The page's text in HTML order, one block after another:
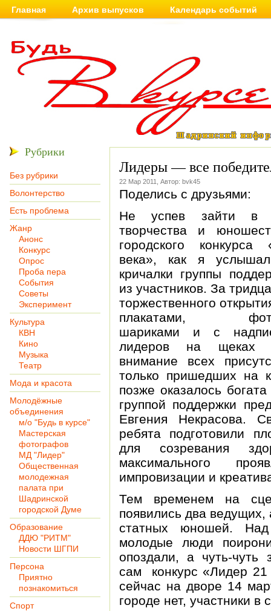
Главная Архив выпусков Календарь событий
Рубрики
Без рубрики
Волонтерство
Есть проблема
Жанр
Анонс
Конкурс
Опрос
Проба пера
События
Советы
Эксперимент
Культура
КВН
Кино
Музыка
Театр
Мода и красота
Молодёжные
объединения
м/о "Будь в курсе"
Мастерская
фотографов
МД "Лидер"
Общественная
молодежная
палата при
Шадринской
городской Думе
Образование
ДДЮ "РИТМ"
Новости ШГПИ
Персона
Приятно
познакомиться
Спорт
Лидеры — все
22 Мар 2011, Автор: bvk45
Поделись с друзьями:
Не успев зайти в
творчества и
городского
века», как я
кричалки группы
из участников. За
торжественного
плакатами,
шариками и с
лидеров на щеках
внимание всех
только пришедших на
позже оказалось
группой поддержки
Евгения Некрасова.
ребята подготовили
для созревания
максимального
импровизации и
Тем временем на
появились два ведущих,
статных юношей.
молодые люди
опоздали, а чуть-чуть
сам конкурс «Лидер 21
сейчас на дворе 14
городе нет, участники